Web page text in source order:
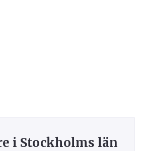
i Stockholms län